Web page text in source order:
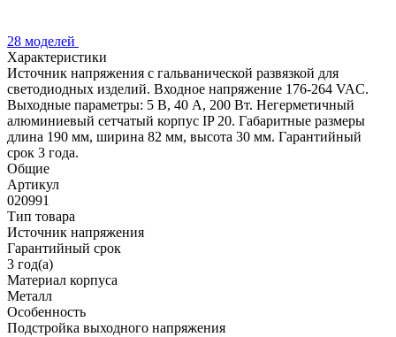
28 моделей
Характеристики
Источник напряжения с гальванической развязкой для
светодиодных изделий. Входное напряжение 176-264 VAC.
Выходные параметры: 5 В, 40 А, 200 Вт. Негерметичный
алюминиевый сетчатый корпус IP 20. Габаритные размеры
длина 190 мм, ширина 82 мм, высота 30 мм. Гарантийный
срок 3 года.
Общие
Артикул
020991
Тип товара
Источник напряжения
Гарантийный срок
3 год(а)
Материал корпуса
Металл
Особенность
Подстройка выходного напряжения